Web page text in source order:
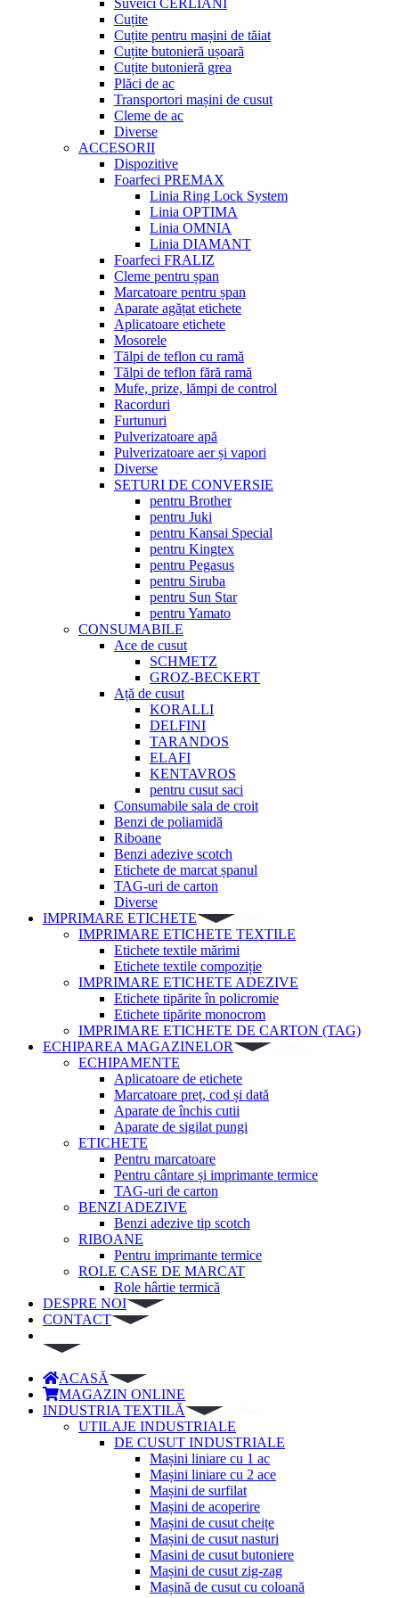
Suveici CERLIANI
Cuțite
Cuțite pentru mașini de tăiat
Cuțite butonieră ușoară
Cuțite butonieră grea
Plăci de ac
Transportori mașini de cusut
Cleme de ac
Diverse
ACCESORII
Dispozitive
Foarfeci PREMAX
Linia Ring Lock System
Linia OPTIMA
Linia OMNIA
Linia DIAMANT
Foarfeci FRALIZ
Cleme pentru șpan
Marcatoare pentru șpan
Aparate agățat etichete
Aplicatoare etichete
Mosorele
Tălpi de teflon cu ramă
Tălpi de teflon fără ramă
Mufe, prize, lămpi de control
Racorduri
Furtunuri
Pulverizatoare apă
Pulverizatoare aer și vapori
Diverse
SETURI DE CONVERSIE
pentru Brother
pentru Juki
pentru Kansai Special
pentru Kingtex
pentru Pegasus
pentru Siruba
pentru Sun Star
pentru Yamato
CONSUMABILE
Ace de cusut
SCHMETZ
GROZ-BECKERT
Ață de cusut
KORALLI
DELFINI
TARANDOS
ELAFI
KENTAVROS
pentru cusut saci
Consumabile sala de croit
Benzi de poliamidă
Riboane
Benzi adezive scotch
Etichete de marcat șpanul
TAG-uri de carton
Diverse
IMPRIMARE ETICHETE
IMPRIMARE ETICHETE TEXTILE
Etichete textile mărimi
Etichete textile compoziție
IMPRIMARE ETICHETE ADEZIVE
Etichete tipărite în policromie
Etichete tipărite monocrom
IMPRIMARE ETICHETE DE CARTON (TAG)
ECHIPAREA MAGAZINELOR
ECHIPAMENTE
Aplicatoare de etichete
Marcatoare preț, cod și dată
Aparate de închis cutii
Aparate de sigilat pungi
ETICHETE
Pentru marcatoare
Pentru cântare și imprimante termice
TAG-uri de carton
BENZI ADEZIVE
Benzi adezive tip scotch
RIBOANE
Pentru imprimante termice
ROLE CASE DE MARCAT
Role hârtie termică
DESPRE NOI
CONTACT
ACASĂ
MAGAZIN ONLINE
INDUSTRIA TEXTILĂ
UTILAJE INDUSTRIALE
DE CUSUT INDUSTRIALE
Mașini liniare cu 1 ac
Mașini liniare cu 2 ace
Mașini de surfilat
Mașini de acoperire
Mașini de cusut cheițe
Mașini de cusut nasturi
Masini de cusut butoniere
Mașini de cusut zig-zag
Mașină de cusut cu coloană